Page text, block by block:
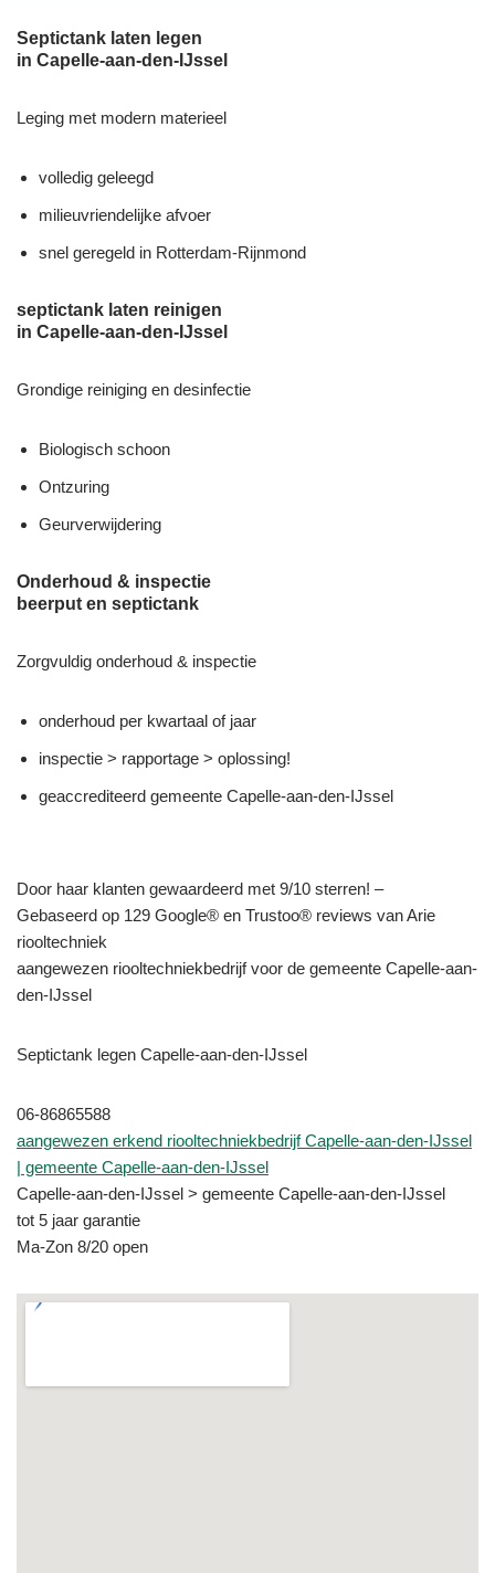
Septictank laten legen
in Capelle-aan-den-IJssel
Leging met modern materieel
volledig geleegd
milieuvriendelijke afvoer
snel geregeld in Rotterdam-Rijnmond
septictank laten reinigen
in Capelle-aan-den-IJssel
Grondige reiniging en desinfectie
Biologisch schoon
Ontzuring
Geurverwijdering
Onderhoud & inspectie
beerput en septictank
Zorgvuldig onderhoud & inspectie
onderhoud per kwartaal of jaar
inspectie > rapportage > oplossing!
geaccrediteerd gemeente Capelle-aan-den-IJssel
Door haar klanten gewaardeerd met 9/10 sterren! –
Gebaseerd op 129 Google® en Trustoo® reviews van Arie
riooltechniek
aangewezen riooltechniekbedrijf voor de gemeente Capelle-aan-
den-IJssel
Septictank legen Capelle-aan-den-IJssel
06-86865588
aangewezen erkend riooltechniekbedrijf Capelle-aan-den-IJssel
| gemeente Capelle-aan-den-IJssel
Capelle-aan-den-IJssel > gemeente Capelle-aan-den-IJssel
tot 5 jaar garantie
Ma-Zon 8/20 open